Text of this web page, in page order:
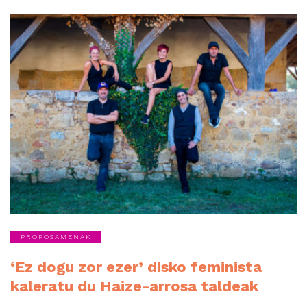
PROPOSAMENAK
‘Ez dogu zor ezer’ disko feminista
kaleratu du Haize-arrosa taldeak